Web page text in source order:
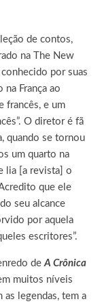
de contos,
na The New
por suas
França ao
francês, e um
O diretor é fã
quando se tornou
um quarto na
lia [a revista] o
que ele
seu alcance
por aquela
escritores”.
de A Crônica
muitos níveis
as legendas, tem a